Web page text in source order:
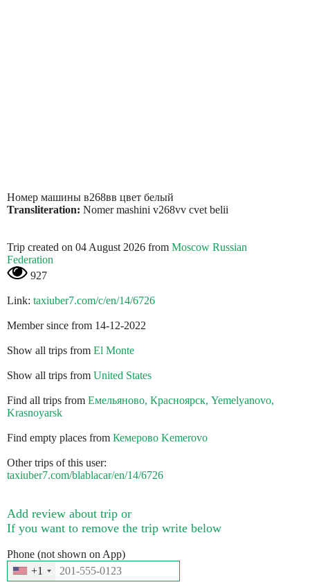
Номер машины в268вв цвет белый
Transliteration: Nomer mashini v268vv cvet belii
Trip created on 04 August 2026 from Moscow Russian
Federation
927
Link: taxiuber7.com/c/en/14/6726
Member since from 14-12-2022
Show all trips from El Monte
Show all trips from United States
Find all trips from Емельяново, Красноярск, Yemelyanovo,
Krasnoyarsk
Find empty places from Кемерово Kemerovo
Other trips of this user:
taxiuber7.com/blablacar/en/14/6726
Add review about trip or
If you want to remove the trip write below
Phone (not shown on App)
+1